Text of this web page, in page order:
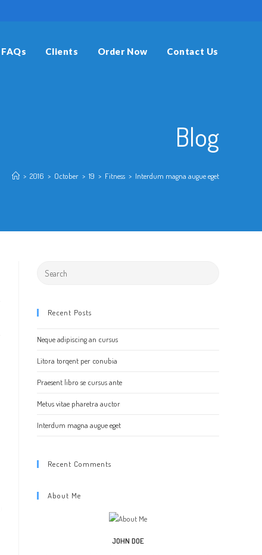
FAQs Clients Order Now Contact Us
Blog
> 2016 > October > 19 > Fitness > Interdum magna augue eget
Search
Recent Posts
Neque adipiscing an cursus
Litora torqent per conubia
Praesent libro se cursus ante
Metus vitae pharetra auctor
Interdum magna augue eget
Recent Comments
About Me
JOHN DOE